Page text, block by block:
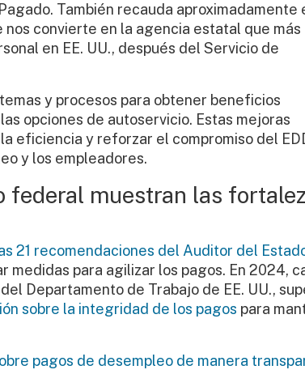
También recauda aproximadamente
convierte en la agencia estatal que más
en EE. UU., después del Servicio de
y procesos para obtener beneficios
opciones de autoservicio. Estas mejoras
eficiencia y reforzar el compromiso del
y los empleadores.
federal muestran las
21 recomendaciones del Auditor del
medidas para agilizar los pagos. En 2024,
del Departamento de Trabajo de EE. UU.,
sobre la integridad de los pagos para
pagos de desempleo de manera